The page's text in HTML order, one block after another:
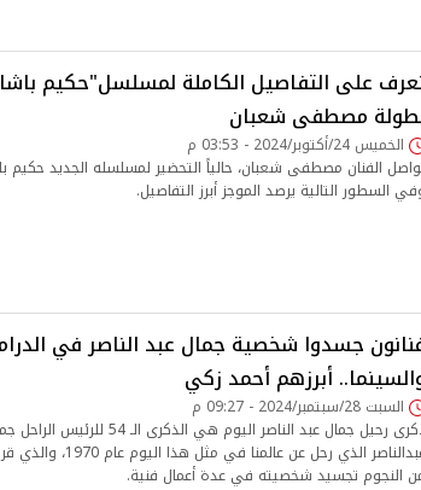
على التفاصيل الكاملة لمسلسل"حكيم
مصطفى شعبان
الخميس 24/أكتوبر/2024 - 03:53 م
الفنان مصطفى شعبان، حالياً التحضير لمسلسله الجديد حكيم
السطور التالية يرصد الموجز أبرز التفاصيل.
جسدوا شخصية جمال عبد الناصر في
أبرزهم أحمد زكي
السبت 28/سبتمبر/2024 - 09:27 م
ذكرى رحيل جمال عبد الناصر اليوم هي الذكرى الـ 54 للرئيس
عبدالناصر الذي رحل عن عالمنا في مثل هذا
النجوم تجسيد شخصيته في عدة أعمال فنية.